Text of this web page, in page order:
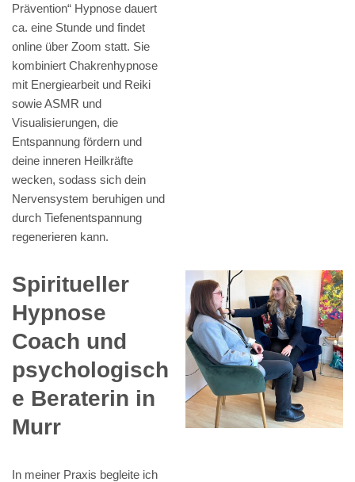
Prävention“ Hypnose dauert
ca. eine Stunde und findet
online über Zoom statt. Sie
kombiniert Chakrenhypnose
mit Energiearbeit und Reiki
sowie ASMR und
Visualisierungen, die
Entspannung fördern und
deine inneren Heilkräfte
wecken, sodass sich dein
Nervensystem beruhigen und
durch Tiefenentspannung
regenerieren kann.
Spiritueller
Hypnose
Coach und
psychologisch
e Beraterin in
Murr
In meiner Praxis begleite ich